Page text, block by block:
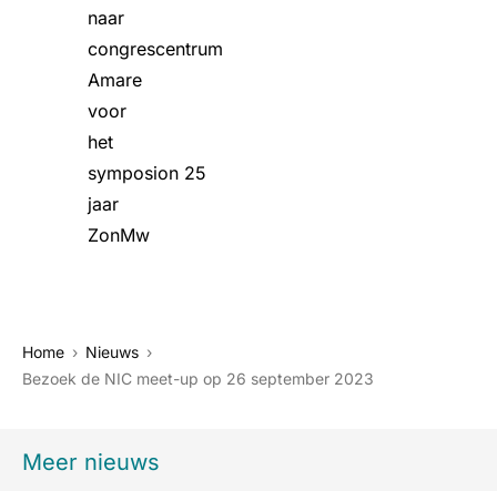
naar
congrescentrum
Amare
voor
het
symposion 25
jaar
ZonMw
Home
Nieuws
Bezoek de NIC meet-up op 26 september 2023
Meer nieuws